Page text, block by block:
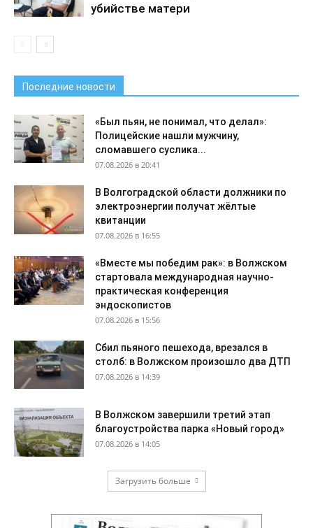
убийстве матери
Последние новости
«Был пьян, не понимал, что делал»:
Полицейские нашли мужчину,
сломавшего суслика...
07.08.2026 в 20:41
В Волгоградской области должники по
электроэнергии получат жёлтые
квитанции
07.08.2026 в 16:55
«Вместе мы победим рак»: в Волжском
стартовала международная научно-
практическая конференция
эндоскопистов
07.08.2026 в 15:56
Сбил пьяного пешехода, врезался в
столб: в Волжском произошло два ДТП
07.08.2026 в 14:39
В Волжском завершили третий этап
благоустройства парка «Новый город»
07.08.2026 в 14:05
Загрузить больше